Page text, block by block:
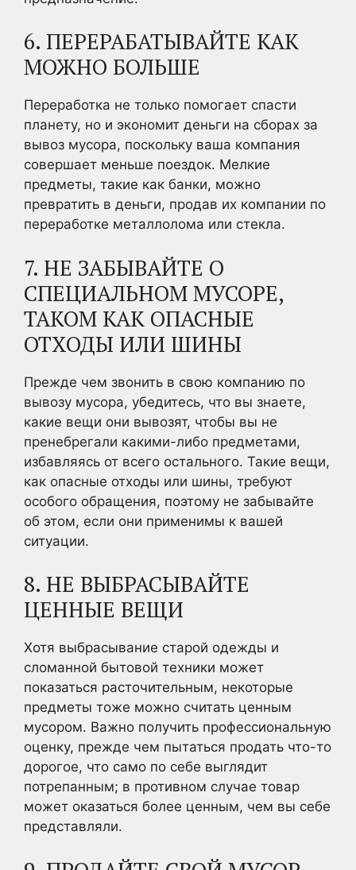
6. ПЕРЕРАБАТЫВАЙТЕ КАК
МОЖНО БОЛЬШЕ
Переработка не только помогает спасти
планету, но и экономит деньги на сборах за
вывоз мусора, поскольку ваша компания
совершает меньше поездок. Мелкие
предметы, такие как банки, можно
превратить в деньги, продав их компании по
переработке металлолома или стекла.
7. НЕ ЗАБЫВАЙТЕ О
СПЕЦИАЛЬНОМ МУСОРЕ,
ТАКОМ КАК ОПАСНЫЕ
ОТХОДЫ ИЛИ ШИНЫ
Прежде чем звонить в свою компанию по
вывозу мусора, убедитесь, что вы знаете,
какие вещи они вывозят, чтобы вы не
пренебрегали какими-либо предметами,
избавляясь от всего остального. Такие вещи,
как опасные отходы или шины, требуют
особого обращения, поэтому не забывайте
об этом, если они применимы к вашей
ситуации.
8. НЕ ВЫБРАСЫВАЙТЕ
ЦЕННЫЕ ВЕЩИ
Хотя выбрасывание старой одежды и
сломанной бытовой техники может
показаться расточительным, некоторые
предметы тоже можно считать ценным
мусором. Важно получить профессиональную
оценку, прежде чем пытаться продать что-то
дорогое, что само по себе выглядит
потрепанным; в противном случае товар
может оказаться более ценным, чем вы себе
представляли.